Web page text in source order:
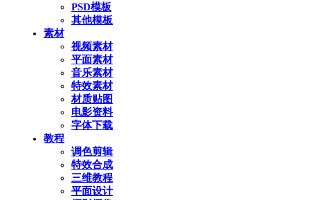
PSD模板
其他模板
素材
视频素材
平面素材
音乐素材
特效素材
材质贴图
电影资料
字体下载
教程
调色剪辑
特效合成
三维教程
平面设计